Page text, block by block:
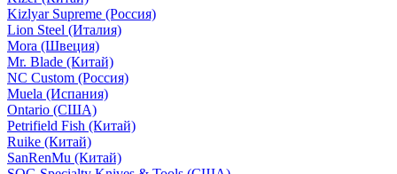
Kizlyar Supreme (Россия)
Lion Steel (Италия)
Mora (Швеция)
Mr. Blade (Китай)
NC Custom (Россия)
Muela (Испания)
Ontario (США)
Petrifield Fish (Китай)
Ruike (Китай)
SanRenMu (Китай)